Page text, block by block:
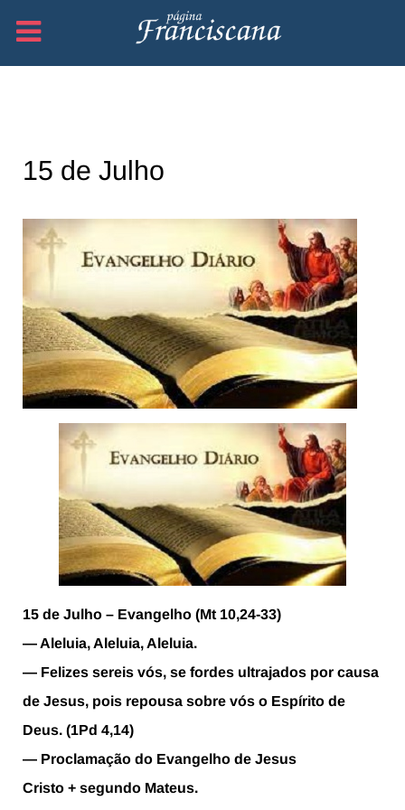
15 de Julho
15 de Julho – Evangelho (Mt 10,24-33)
— Aleluia, Aleluia, Aleluia.
— Felizes sereis vós, se fordes ultrajados por causa
de Jesus, pois repousa sobre vós o Espírito de
Deus. (1Pd 4,14)
— Proclamação do Evangelho de Jesus
Cristo + segundo Mateus.